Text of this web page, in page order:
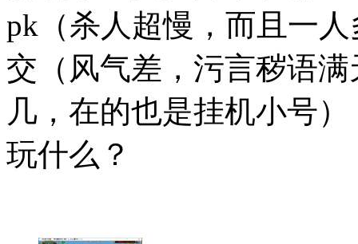
pk（杀人超慢，而且一
交（风气差，污言秽语
几，在的也是挂机小号
玩什么？